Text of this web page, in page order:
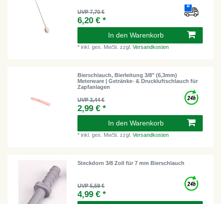
UVP 7,70 €
6,20 € *
In den Warenkorb
*inkl. ges. MwSt. zzgl.Versandkosten
Bierschlauch, Bierleitung 3/8" (6,3mm)
Meterware | Getränke- & Druckluftschlauch für
Zapfanlagen
UVP 3,44 €
2,99 € *
In den Warenkorb
*inkl. ges. MwSt. zzgl.Versandkosten
Steckdorn 3/8 Zoll für 7 mm Bierschlauch
UVP 5,59 €
4,99 € *